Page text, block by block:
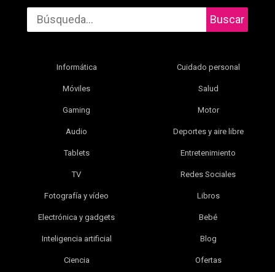
Buscar
Informática
Móviles
Gaming
Audio
Tablets
TV
Fotografía y vídeo
Electrónica y gadgets
Inteligencia artificial
Ciencia
Cuidado personal
Salud
Motor
Deportes y aire libre
Entretenimiento
Redes Sociales
Libros
Bebé
Blog
Ofertas